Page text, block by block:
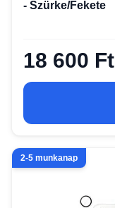
- Szürke/Fekete
18 600 Ft
2-5 munkanap